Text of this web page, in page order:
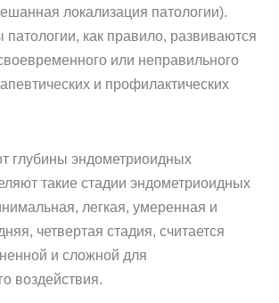
локализация патологии).
как правило, развиваются
или неправильного
и профилактических
глубины эндометриоидных
такие стадии эндометриоидных
легкая, умеренная и
четвертая стадия, считается
и сложной для
воздействия.